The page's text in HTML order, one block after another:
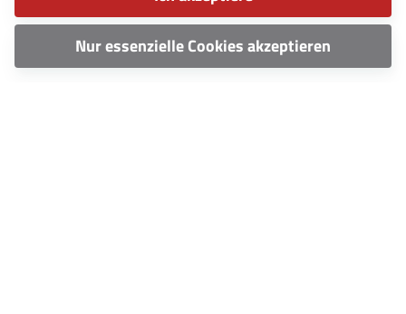
Nur essenzielle Cookies akzeptieren